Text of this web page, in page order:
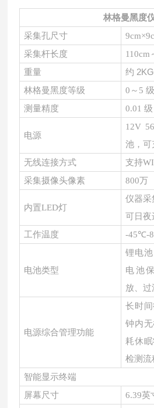
林格曼黑度
采集孔尺寸
采集杆长度
110cm
重量
约 2KG
林格曼黑度等级
0～5 级
测量精度
0.01 级
电源
12V
池，可
无线连接方式
支持
采集摄像头像素
800万
内置LED灯
仪器采
可日夜
工作温度
-45℃-
电池类型
锂电池
电池
放、过
电源综合管理功能
长时
钟内
耗休
检测流
智能显示终端
屏幕尺寸
6.39英